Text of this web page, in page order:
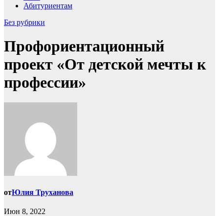
Абитуриентам
Без рубрики
Профориентационный
проект «От детской мечты к
профессии»
отЮлия Труханова
Июн 8, 2022